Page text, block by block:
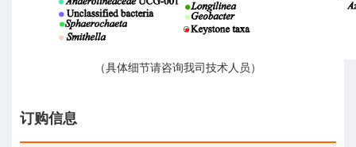
（具体细节请咨询我司技术人员）
订购信息